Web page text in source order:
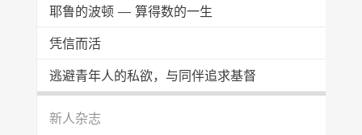
耶鲁的波顿 — 算得数的一生
凭信而活
逃避青年人的私欲，与同伴追求基督
新人杂志